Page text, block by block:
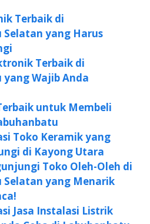
Terbaik di
Selatan yang Harus
Terbaik di
Wajib Anda
untuk Membeli
Toko Keramik yang
di Kayong Utara
Toko Oleh-Oleh di
Selatan yang Menarik
Jasa Instalasi Listrik